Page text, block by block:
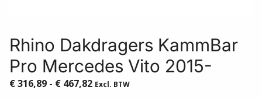
Rhino Dakdragers KammBar
Pro Mercedes Vito 2015-
€316,89 - € 467,82Prijsklasse:
Excl. BTW